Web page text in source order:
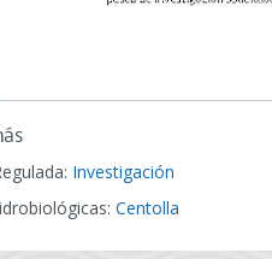
Investigación
Centolla